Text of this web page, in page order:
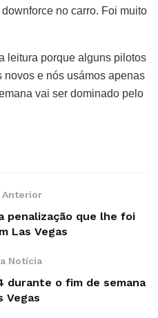
no carro. Foi muito
leitura porque alguns pilotos
e nós usámos apenas
vai ser dominado pelo
Anterior
penalização que lhe foi
Las Vegas
Notícia
durante o fim de semana
Vegas